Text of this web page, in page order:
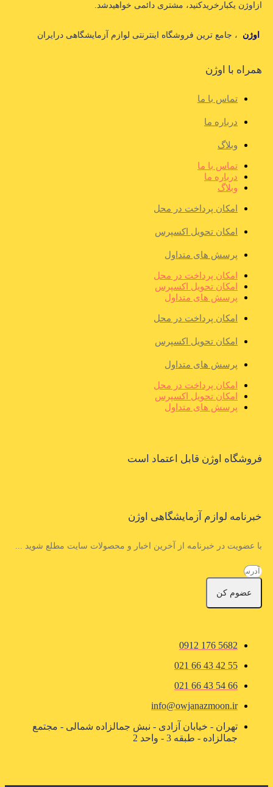
ازاوژن یکبارخریدکنید، مشتری دائمی خواهیدشد.
اوژن ، جامع ترین فروشگاه اینترنتی لوازم آزمایشگاهی درایران
همراه با اوژن
تماس با ما
درباره ما
وبلاگ
تماس با ما
درباره ما
وبلاگ
امکان پرداخت در محل
امکان تحویل اکسپرس
پرسش های متداول
امکان پرداخت در محل
امکان تحویل اکسپرس
پرسش های متداول
امکان پرداخت در محل
امکان تحویل اکسپرس
پرسش های متداول
امکان پرداخت در محل
امکان تحویل اکسپرس
پرسش های متداول
فروشگاه اوژن قابل اعتماد است
خبرنامه لوازم آزمایشگاهی اوژن
با عضویت در خبرنامه از آخرین اخبار و محصولات سایت مطلع شوید ...
عضوم کن
5682 176 0912
55 42 43 66 021
66 54 43 66 021
info@owjanazmoon.ir
تهران - خیابان آزادی - نبش جمالزاده شمالی - مجتمع
جمالزاده - طبقه 3 - واحد 2